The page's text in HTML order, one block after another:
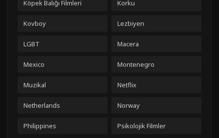
Köpek Balığı Filmleri Korku
Kovboy Lezbiyen
LGBT Macera
Mexico Montenegro
Muzikal Netflix
Netherlands Norway
Philippines Psikolojik Filmler